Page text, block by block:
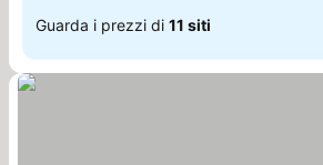
Guarda i prezzi di 11 siti